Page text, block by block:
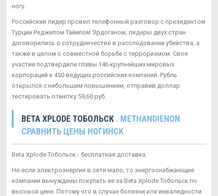
ногу.
Российский лидер провел телефонный разговор с президентом
Турции Реджепом Тайипом Эрдоганом, лидеры двух стран
договорились о сотрудничестве в расследовании убийства, а
также в целом о совместной борьбе с терроризмом. Свое
участие подтвердили главы 146 крупнейших мировых
корпораций и 450 ведущих российских компаний. Рубль
открылся с небольшим повышением, отправив доллар
тестировать отметку 59,60 руб.
BETA XPLODE ТОБОЛЬСК . METHANDIENON
СРАВНИТЬ ЦЕНЫ НОГИНСК
Beta Xplode Тобольск - бесплатная доставка.
Но если электроэнергии в сети мало, то энергоснабжающие
компании вынуждены покупать ее за Beta Xplode Тобольск по
высокой цене. Потому что в случае болезни или инвалидности